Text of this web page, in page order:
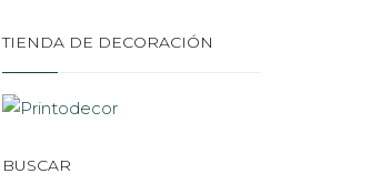
TIENDA DE DECORACIÓN
BUSCAR